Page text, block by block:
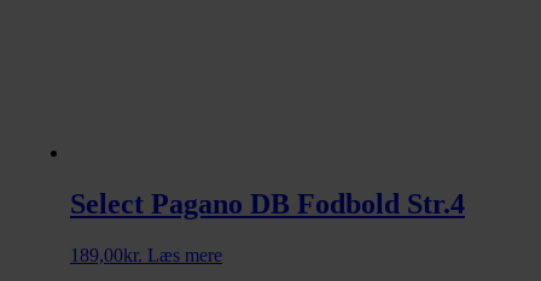
Select Pagano DB Fodbold Str.4
189,00kr. Læs mere